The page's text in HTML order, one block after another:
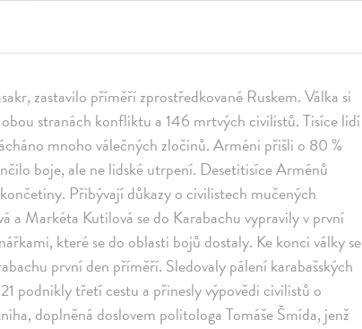
zastavilo příměří zprostředkované Ruskem. Válka si
stranách konfliktu a 146 mrtvých civilistů. Tisíce lidí
mnoho válečných zločinů. Arméni přišli o 80 %
boje, ale ne lidské utrpení. Desetitisíce Arménů
Přibývají důkazy o civilistech mučených
a Markéta Kutilová se do Karabachu vypravily v první
které se do oblasti bojů dostaly. Ke konci války se
první den příměří. Sledovaly pálení karabašských
podnikly třetí cestu a přinesly výpovědi civilistů o
doplněná doslovem politologa Tomáše Šmída, jenž